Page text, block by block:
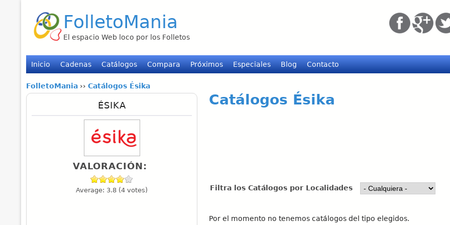
FolletoMania
El espacio Web loco por los Folletos
Inicio Cadenas Catálogos Compara Próximos Especiales Blog Contacto
FolletoMania ›› Catálogos Ésika
Catálogos Ésika
Filtra los Catálogos por Localidades
Por el momento no tenemos catálogos del tipo elegidos.
ÉSIKA
VALORACIÓN:
Average: 3.8 (4 votes)